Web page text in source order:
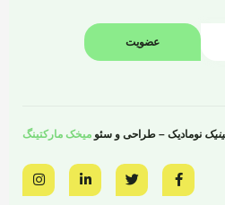
عضویت
نومادیک – طراحی و سئو میخک مارکتینگ
F
a
c
w
i
L
i
n
I
n
s